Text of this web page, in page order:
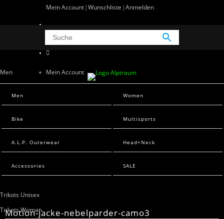
Mein Account Wunschliste Anmelden
Men
Men Sweats
Men T-Shirts
Women
Women Sweats
Bike
Trikots Unisex
Trikots Woman
Mein Account
Men Women
Bike Multisports
A.L.P. Outerwear Head+Neck
Accessories SALE
Motion-jacke-nebelparder-camo3